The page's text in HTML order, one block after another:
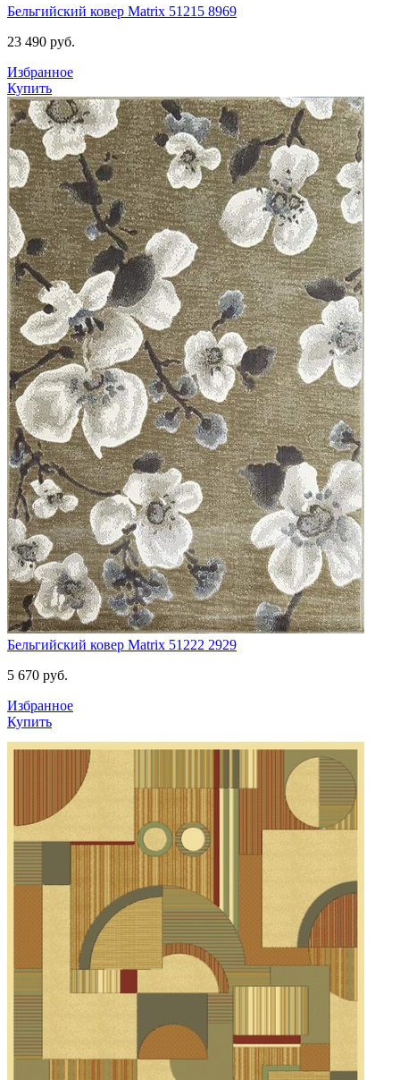
Бельгийский ковер Matrix 51215 8969
23 490 руб.
Избранное
Купить
Бельгийский ковер Matrix 51222 2929
5 670 руб.
Избранное
Купить